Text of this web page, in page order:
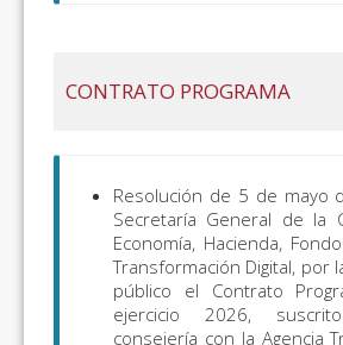
CONTRATO PROGRAMA
Resolución de 5 de mayo
Secretaría General de la
Economía, Hacienda,
Transformación Digital, por
público el Contrato
ejercicio 2026,
consejería con la Agencia